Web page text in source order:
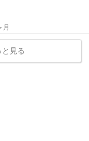
月
見る